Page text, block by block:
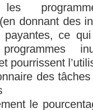
donnant des
payantes, ce
pourrissent
des
le